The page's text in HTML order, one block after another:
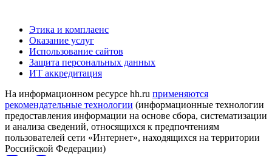
Этика и комплаенс
Оказание услуг
Использование сайтов
Защита персональных данных
ИТ аккредитация
На информационном ресурсе hh.ru применяются
рекомендательные технологии (информационные технологии
предоставления информации на основе сбора, систематизации
и анализа сведений, относящихся к предпочтениям
пользователей сети «Интернет», находящихся на территории
Российской Федерации)